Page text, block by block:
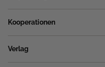
Kooperationen
Verlag